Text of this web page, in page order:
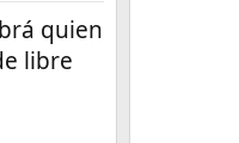
quien
libre